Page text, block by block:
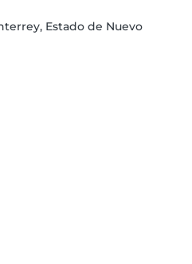
Estado de Nuevo